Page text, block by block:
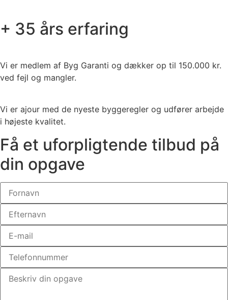
+ 35 års erfaring
Vi er medlem af Byg Garanti og dækker op til 150.000 kr.
ved fejl og mangler.
Vi er ajour med de nyeste byggeregler og udfører arbejde
i højeste kvalitet.
Få et uforpligtende tilbud på
din opgave